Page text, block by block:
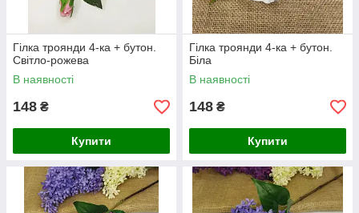
Гілка троянди 4-ка + бутон.
Світло-рожева
В наявності
148 ₴
Купити
Гілка троянди 4-ка + бутон.
Біла
В наявності
148 ₴
Купити